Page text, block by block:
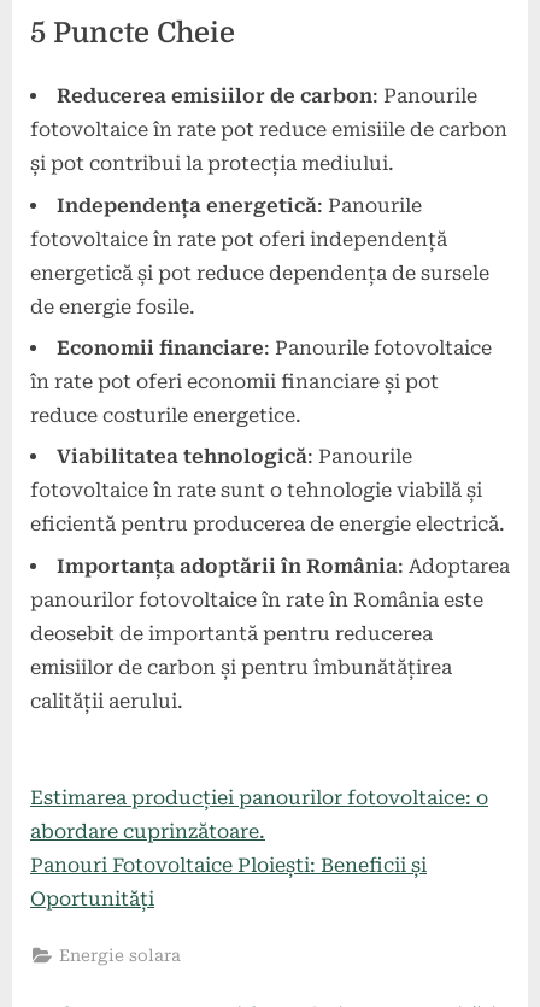
5 Puncte Cheie
Reducerea emisiilor de carbon: Panourile
fotovoltaice în rate pot reduce emisiile de carbon
și pot contribui la protecția mediului.
Independența energetică: Panourile
fotovoltaice în rate pot oferi independență
energetică și pot reduce dependența de sursele
de energie fosile.
Economii financiare: Panourile fotovoltaice
în rate pot oferi economii financiare și pot
reduce costurile energetice.
Viabilitatea tehnologică: Panourile
fotovoltaice în rate sunt o tehnologie viabilă și
eficientă pentru producerea de energie electrică.
Importanța adoptării în România: Adoptarea
panourilor fotovoltaice în rate în România este
deosebit de importantă pentru reducerea
emisiilor de carbon și pentru îmbunătățirea
calității aerului.
Estimarea producției panourilor fotovoltaice: o
abordare cuprinzătoare.
Panouri Fotovoltaice Ploiești: Beneficii și
Oportunități
Energie solara